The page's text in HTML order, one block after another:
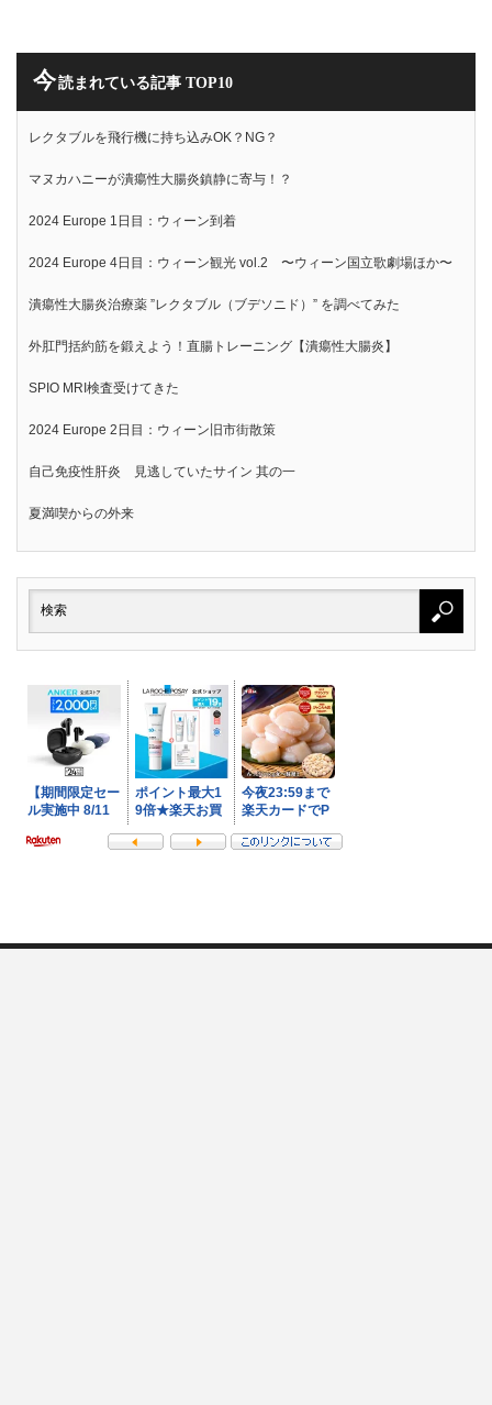
今読まれている記事 TOP10
レクタブルを飛行機に持ち込みOK？NG？
マヌカハニーが潰瘍性大腸炎鎮静に寄与！？
2024 Europe 1日目：ウィーン到着
2024 Europe 4日目：ウィーン観光 vol.2 〜ウィーン国立歌劇場ほか〜
潰瘍性大腸炎治療薬 ”レクタブル（ブデソニド）” を調べてみた
外肛門括約筋を鍛えよう！直腸トレーニング【潰瘍性大腸炎】
SPIO MRI検査受けてきた
2024 Europe 2日目：ウィーン旧市街散策
自己免疫性肝炎 見逃していたサイン 其の一
夏満喫からの外来